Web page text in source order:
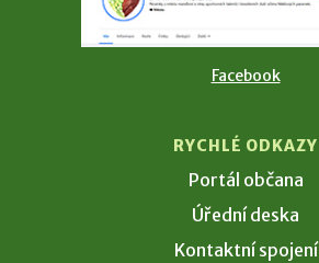
Facebook
RYCHLÉ ODKAZY
Portál občana
Úřední deska
Kontaktní spojení